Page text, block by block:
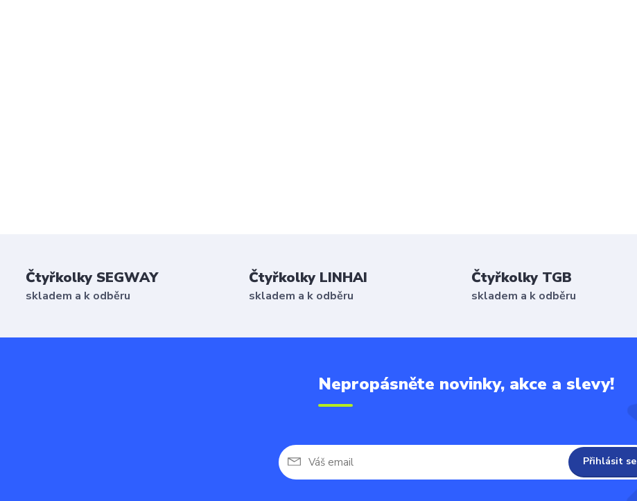
Čtyřkolky SEGWAY
skladem a k odběru
Čtyřkolky LINHAI
skladem a k odběru
Čtyřkolky TGB
skladem a k odběru
Nepropásněte novinky, akce a slevy!
Přihlásit se